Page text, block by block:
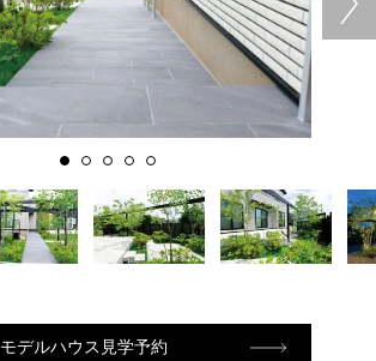
モデルハウス見学予約